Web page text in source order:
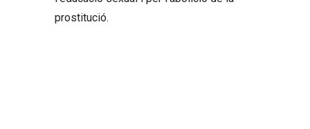
prostitució.